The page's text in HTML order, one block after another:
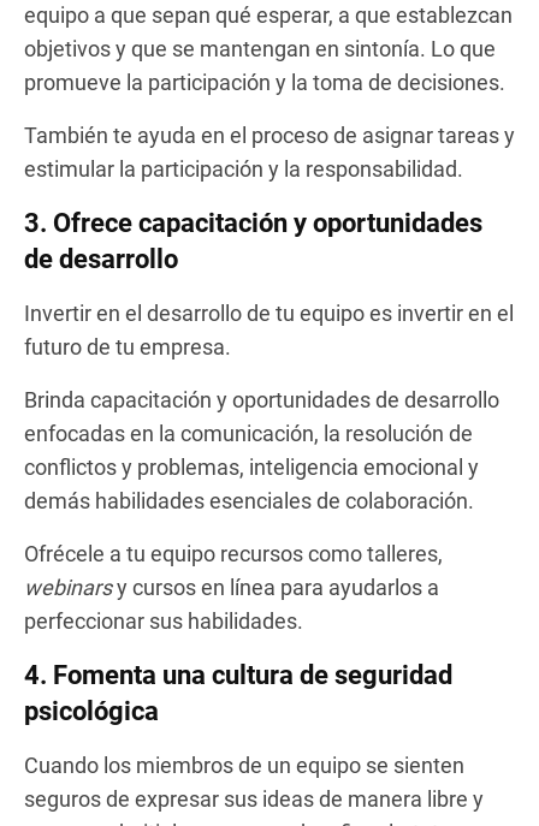
equipo a que sepan qué esperar, a que establezcan
objetivos y que se mantengan en sintonía. Lo que
promueve la participación y la toma de decisiones.
También te ayuda en el proceso de asignar tareas y
estimular la participación y la responsabilidad.
3. Ofrece capacitación y oportunidades
de desarrollo
Invertir en el desarrollo de tu equipo es invertir en el
futuro de tu empresa.
Brinda capacitación y oportunidades de desarrollo
enfocadas en la comunicación, la resolución de
conflictos y problemas, inteligencia emocional y
demás habilidades esenciales de colaboración.
Ofrécele a tu equipo recursos como talleres,
webinarsy cursos en línea para ayudarlos a
perfeccionar sus habilidades.
4. Fomenta una cultura de seguridad
psicológica
Cuando los miembros de un equipo se sienten
seguros de expresar sus ideas de manera libre y